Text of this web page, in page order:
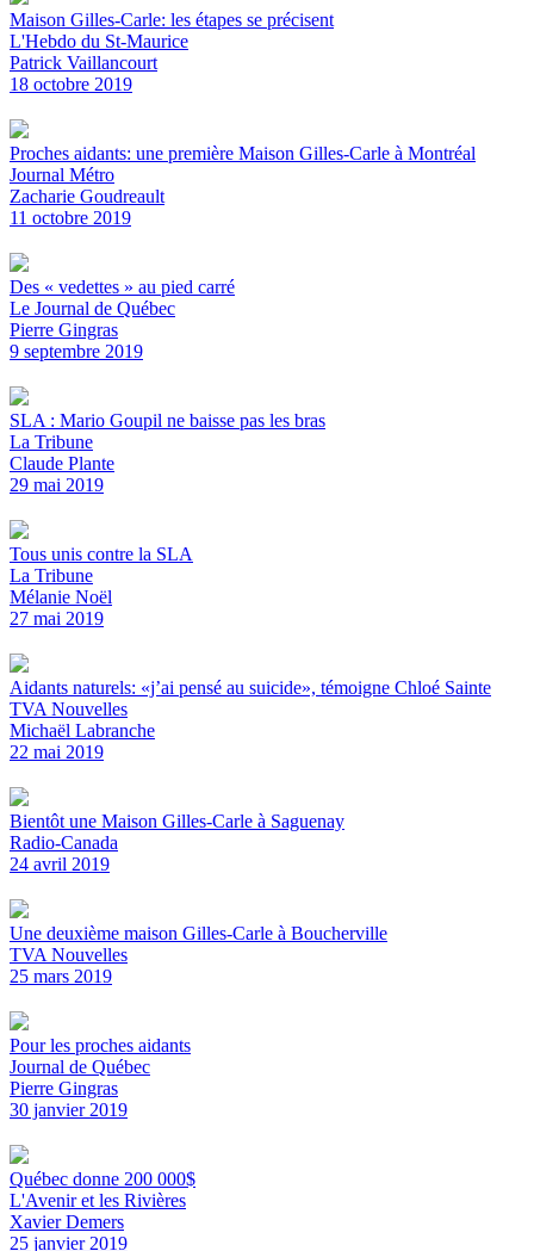
Maison Gilles-Carle: les étapes se précisent
L'Hebdo du St-Maurice
Patrick Vaillancourt
18 octobre 2019
Proches aidants: une première Maison Gilles-Carle à Montréal
Journal Métro
Zacharie Goudreault
11 octobre 2019
Des « vedettes » au pied carré
Le Journal de Québec
Pierre Gingras
9 septembre 2019
SLA : Mario Goupil ne baisse pas les bras
La Tribune
Claude Plante
29 mai 2019
Tous unis contre la SLA
La Tribune
Mélanie Noël
27 mai 2019
Aidants naturels: «j’ai pensé au suicide», témoigne Chloé Sainte
TVA Nouvelles
Michaël Labranche
22 mai 2019
Bientôt une Maison Gilles-Carle à Saguenay
Radio-Canada
24 avril 2019
Une deuxième maison Gilles-Carle à Boucherville
TVA Nouvelles
25 mars 2019
Pour les proches aidants
Journal de Québec
Pierre Gingras
30 janvier 2019
Québec donne 200 000$
L'Avenir et les Rivières
Xavier Demers
25 janvier 2019